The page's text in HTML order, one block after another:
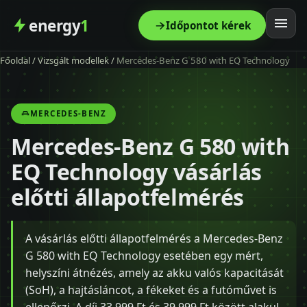
energy1 Időpontot kérek
Főoldal
Szolgáltatás
Árak
Modellek
Kapcsolat
Blog
Főoldal/Vizsgált modellek/ Mercedes-Benz G 580 with EQ Technology
MERCEDES-BENZ
Mercedes-Benz G 580 with
EQ Technology vásárlás
előtti állapotfelmérés
A vásárlás előtti állapotfelmérés a Mercedes-Benz
G 580 with EQ Technology esetében egy mért,
helyszíni átnézés, amely az akku valós kapacitását
(SoH), a hajtásláncot, a fékeket és a futóművet is